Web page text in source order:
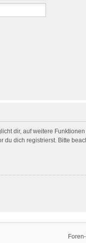
dir, auf weitere
dich registrierst. Bitte